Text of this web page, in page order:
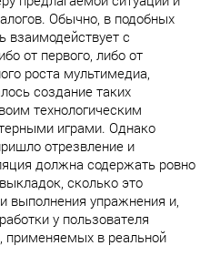
Обычно, в подобных
взаимодействует с
от первого, либо от
роста мультимедиа,
создание таких
технологическим
играми. Однако
отрезвление и
должна содержать ровно
сколько это
выполнения упражнения и,
у пользователя
в реальной